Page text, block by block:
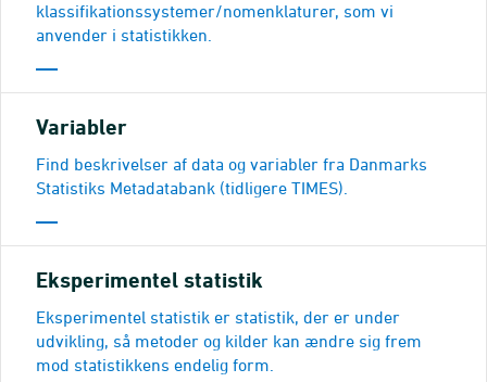
klassifikationssystemer/nomenklaturer, som vi
anvender i statistikken.
Variabler
Find beskrivelser af data og variabler fra Danmarks
Statistiks Metadatabank (tidligere TIMES).
Eksperimentel statistik
Eksperimentel statistik er statistik, der er under
udvikling, så metoder og kilder kan ændre sig frem
mod statistikkens endelig form.